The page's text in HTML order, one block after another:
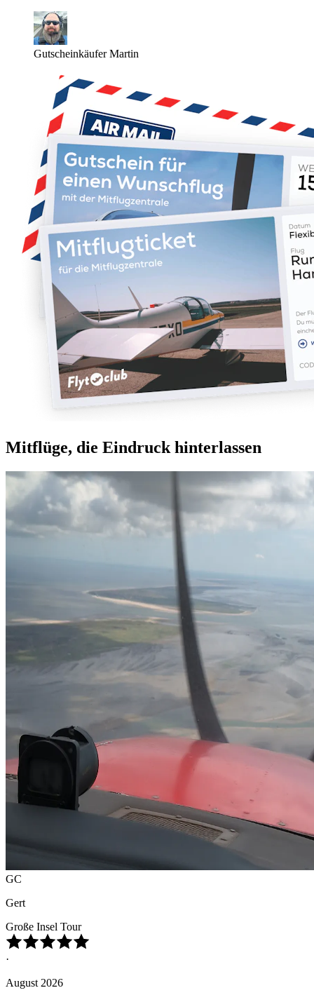
Gutscheinkäufer Martin
Mitflüge, die Eindruck hinterlassen
GC
Gert
Große Insel Tour
·
August 2026